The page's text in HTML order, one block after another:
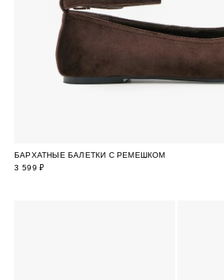
БАРХАТНЫЕ БАЛЕТКИ С РЕМЕШКОМ
3 599 ₽